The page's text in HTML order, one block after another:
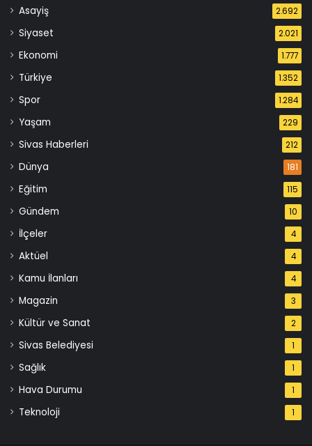
Asayiş 2.692
Siyaset 2.021
Ekonomi 1.777
Türkiye 1.352
Spor 1.284
Yaşam 229
Sivas Haberleri 212
Dünya 181
Eğitim 115
Gündem 10
İlçeler 4
Aktüel 4
Kamu İlanları 4
Magazin 3
Kültür ve Sanat 2
Sivas Belediyesi 1
Sağlık 1
Hava Durumu 1
Teknoloji 1